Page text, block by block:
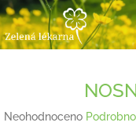
Přejít
na
obsah
Průměrné
Neohodnoceno